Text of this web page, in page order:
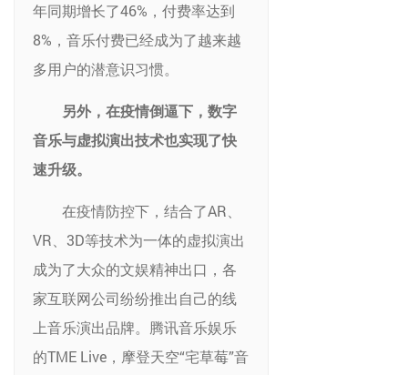
年同期增长了46%，付费率达到
8%，音乐付费已经成为了越来越
多用户的潜意识习惯。
另外，在疫情倒逼下，数字
音乐与虚拟演出技术也实现了快
速升级。
在疫情防控下，结合了AR、
VR、3D等技术为一体的虚拟演出
成为了大众的文娱精神出口，各
家互联网公司纷纷推出自己的线
上音乐演出品牌。腾讯音乐娱乐
的TME Live，摩登天空“宅草莓”音